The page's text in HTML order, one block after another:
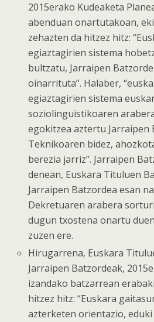
2015erako Kudeaketa
abenduan onartutakoan,
zehazten da hitzez hitz:
egiaztagirien sistema
bultzatu, Jarraipen
oinarrituta”. Halaber,
egiaztagirien sistema
soziolinguistikoaren
egokitzea aztertu Jarraipen
Teknikoaren bidez,
berezia jarriz”. Jarraipen
denean, Euskara Tituluen
Jarraipen Batzordea esan
Dekretuaren arabera
dugun txostena onartu
zuzen ere.
Hirugarrena, Euskara
Jarraipen Batzordeak,
izandako batzarrean
hitzez hitz: “Euskara
azterketen orientazio,